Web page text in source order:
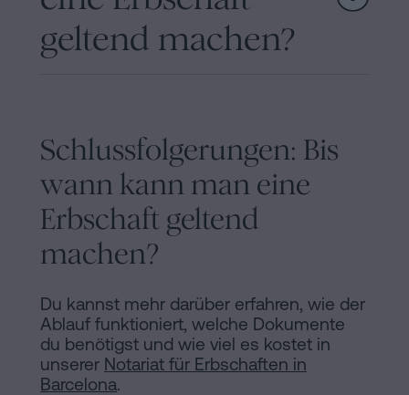
geltend machen?
Schlussfolgerungen: Bis
wann kann man eine
Erbschaft geltend
machen?
Du kannst mehr darüber erfahren, wie der
Ablauf funktioniert, welche Dokumente
du benötigst und wie viel es kostet in
unserer Notariat für Erbschaften in
Barcelona.